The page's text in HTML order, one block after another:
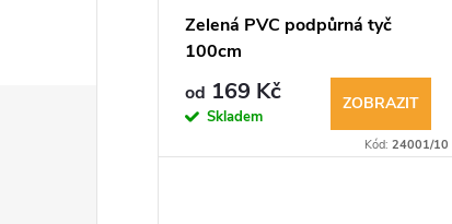
Zelená PVC podpůrná tyč
100cm
od 169 Kč
Skladem
ZOBRAZIT
Kód:24001/10